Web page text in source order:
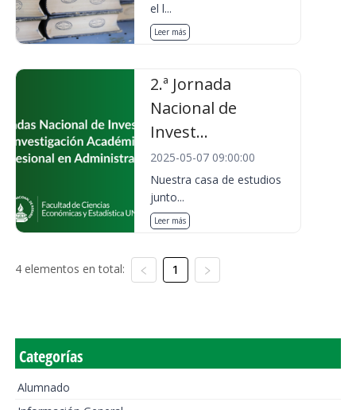
el l...
Leer más
2.ª Jornada
Nacional de
Invest...
2025-05-07 09:00:00
Nuestra casa de estudios
junto...
Leer más
4 elementos en total: 1
Categorías
Alumnado